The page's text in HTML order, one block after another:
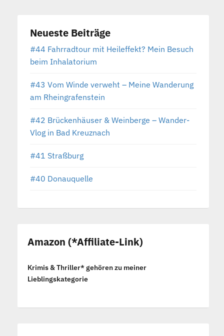
Neueste Beiträge
#44 Fahrradtour mit Heileffekt? Mein Besuch
beim Inhalatorium
#43 Vom Winde verweht – Meine Wanderung
am Rheingrafenstein
#42 Brückenhäuser & Weinberge – Wander-
Vlog in Bad Kreuznach
#41 Straßburg
#40 Donauquelle
Amazon (*Affiliate-Link)
Krimis & Thriller* gehören zu meiner
Lieblingskategorie